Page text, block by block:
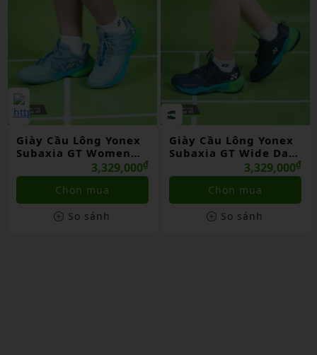
Giày Cầu Lông Yonex
Subaxia GT Women
Grayish Green Chính
Hãng
3,329,000₫
Chọn mua
So sánh
Giày Cầu Lông Yonex
Subaxia GT Wide Dark
Green Chính Hãng
3,329,000₫
Chọn mua
So sánh